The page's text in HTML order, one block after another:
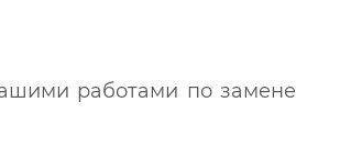
работами по замене